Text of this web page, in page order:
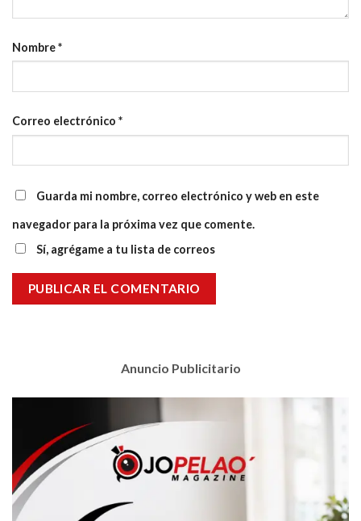
Nombre*
Correo electrónico *
Guarda mi nombre, correo electrónico y web en este
navegador para la próxima vez que comente.
Sí, agrégame a tu lista de correos
Anuncio Publicitario